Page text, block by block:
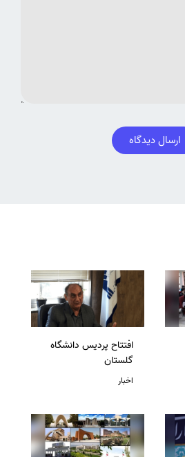
ارسال دیدگاه
افتتاح پردیس دانشگاه
گلستان
اخبار